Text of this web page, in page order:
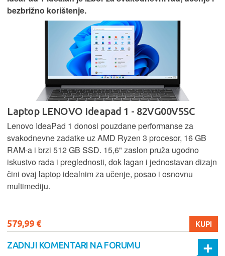
bezbrižno korištenje.
Laptop LENOVO Ideapad 1 - 82VG00V5SC
Lenovo IdeaPad 1 donosi pouzdane performanse za
svakodnevne zadatke uz AMD Ryzen 3 procesor, 16 GB
RAM-a i brzi 512 GB SSD. 15,6" zaslon pruža ugodno
iskustvo rada i preglednosti, dok lagan i jednostavan dizajn
čini ovaj laptop idealnim za učenje, posao i osnovnu
multimediju.
579,99 € KUPI
ZADNJI KOMENTARI NA FORUMU